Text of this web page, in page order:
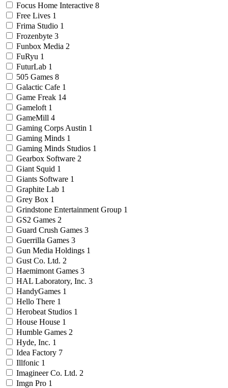
Focus Home Interactive 8
Free Lives 1
Frima Studio 1
Frozenbyte 3
Funbox Media 2
FuRyu 1
FuturLab 1
505 Games 8
Galactic Cafe 1
Game Freak 14
Gameloft 1
GameMill 4
Gaming Corps Austin 1
Gaming Minds 1
Gaming Minds Studios 1
Gearbox Software 2
Giant Squid 1
Giants Software 1
Graphite Lab 1
Grey Box 1
Grindstone Entertainment Group 1
GS2 Games 2
Guard Crush Games 3
Guerrilla Games 3
Gun Media Holdings 1
Gust Co. Ltd. 2
Haemimont Games 3
HAL Laboratory, Inc. 3
HandyGames 1
Hello There 1
Herobeat Studios 1
House House 1
Humble Games 2
Hyde, Inc. 1
Idea Factory 7
Illfonic 1
Imagineer Co. Ltd. 2
Imgn Pro 1